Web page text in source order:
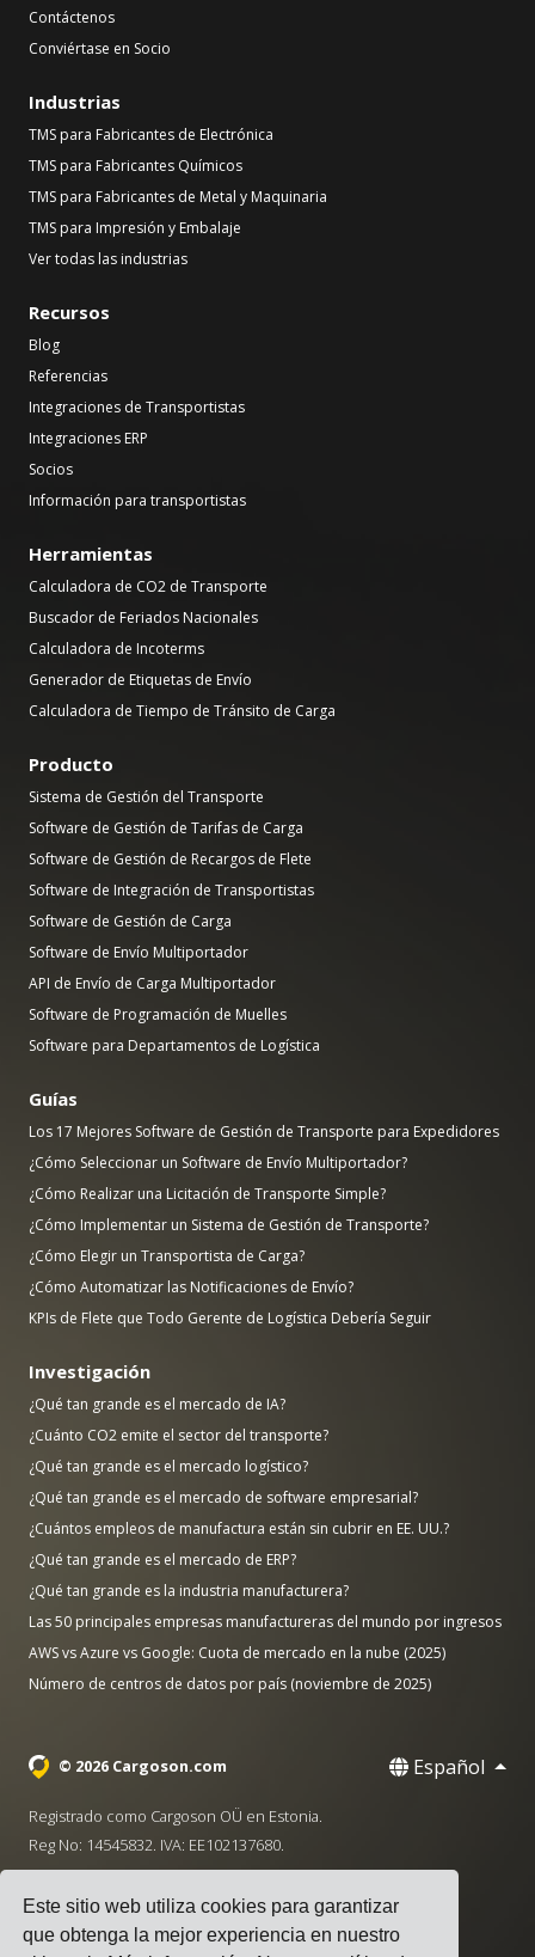
Este sitio web utiliza cookies para garantizar
que obtenga la mejor experiencia en nuestro
Contáctenos
Conviértase en Socio
Industrias
TMS para Fabricantes de Electrónica
TMS para Fabricantes Químicos
TMS para Fabricantes de Metal y Maquinaria
TMS para Impresión y Embalaje
Ver todas las industrias
Recursos
Blog
Referencias
Integraciones de Transportistas
Integraciones ERP
Socios
Información para transportistas
Herramientas
Calculadora de CO2 de Transporte
Buscador de Feriados Nacionales
Calculadora de Incoterms
Generador de Etiquetas de Envío
Calculadora de Tiempo de Tránsito de Carga
Producto
Sistema de Gestión del Transporte
Software de Gestión de Tarifas de Carga
Software de Gestión de Recargos de Flete
Software de Integración de Transportistas
Software de Gestión de Carga
Software de Envío Multiportador
API de Envío de Carga Multiportador
Software de Programación de Muelles
Software para Departamentos de Logística
Guías
Los 17 Mejores Software de Gestión de Transporte para Expedidores
¿Cómo Seleccionar un Software de Envío Multiportador?
¿Cómo Realizar una Licitación de Transporte Simple?
¿Cómo Implementar un Sistema de Gestión de Transporte?
¿Cómo Elegir un Transportista de Carga?
¿Cómo Automatizar las Notificaciones de Envío?
KPIs de Flete que Todo Gerente de Logística Debería Seguir
Investigación
¿Qué tan grande es el mercado de IA?
¿Cuánto CO2 emite el sector del transporte?
¿Qué tan grande es el mercado logístico?
¿Qué tan grande es el mercado de software empresarial?
¿Cuántos empleos de manufactura están sin cubrir en EE. UU.?
¿Qué tan grande es el mercado de ERP?
¿Qué tan grande es la industria manufacturera?
Las 50 principales empresas manufactureras del mundo por ingresos
AWS vs Azure vs Google: Cuota de mercado en la nube (2025)
Número de centros de datos por país (noviembre de 2025)
© 2026 Cargoson.com Español
Registrado como Cargoson OÜ en Estonia.
Reg No: 14545832. IVA: EE102137680.
· hello@cargoson.com